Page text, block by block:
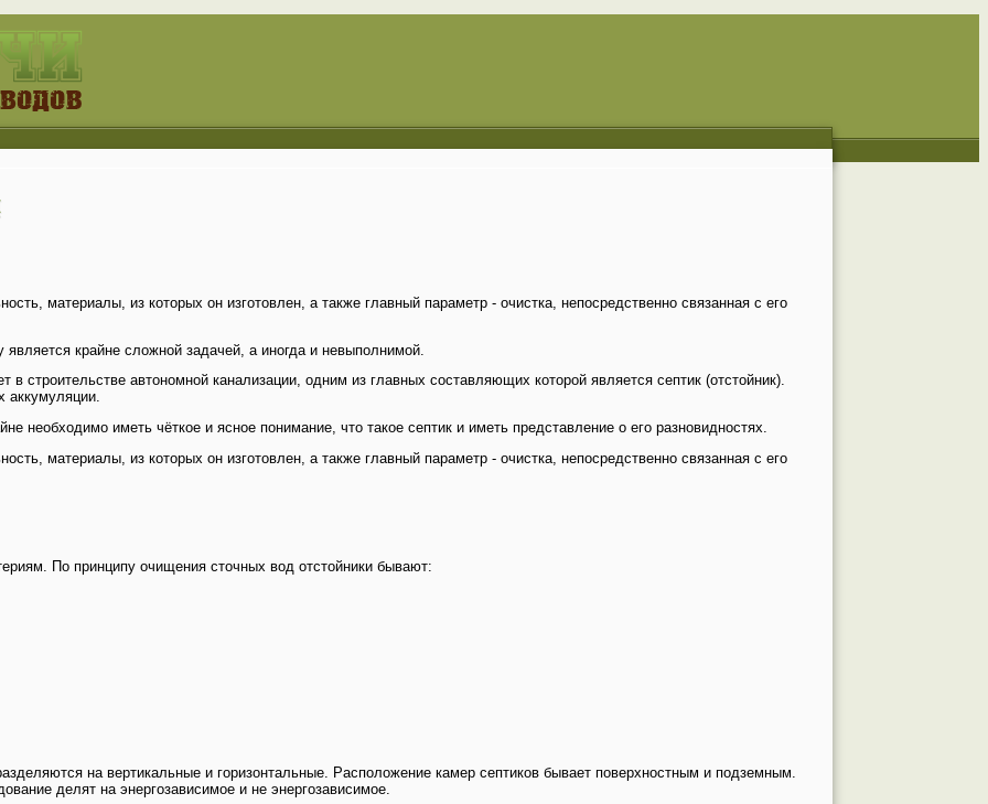
материалы, из которых он изготовлен, а также главный параметр - очистка, непосредственно связанная с его
крайне сложной задачей, а иногда и невыполнимой.
в строительстве автономной канализации, одним из главных составляющих которой является септик (отстойник).
аккумуляции.
необходимо иметь чёткое и ясное понимание, что такое септик и иметь представление о его разновидностях.
материалы, из которых он изготовлен, а также главный параметр - очистка, непосредственно связанная с его
По принципу очищения сточных вод отстойники бывают:
на вертикальные и горизонтальные. Расположение камер септиков бывает поверхностным и подземным.
делят на энергозависимое и не энергозависимое.